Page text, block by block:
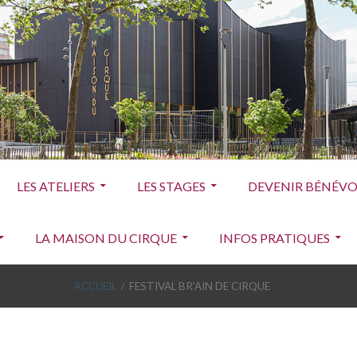
LES ATELIERS LES STAGES DEVENIR
LA MAISON DU CIRQUE INFOS PRATIQUES
ACCUEIL FESTIVAL BR’AIN DE CIRQUE